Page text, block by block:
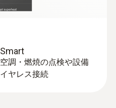
調・燃焼の点検や設備
ヤレス接続